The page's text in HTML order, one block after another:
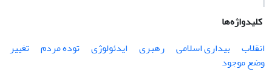
کلیدواژه‌ها
انقلاب
بیداری اسلامی رهبری ایدئولوژی توده مردم
تغییر
وضع موجود